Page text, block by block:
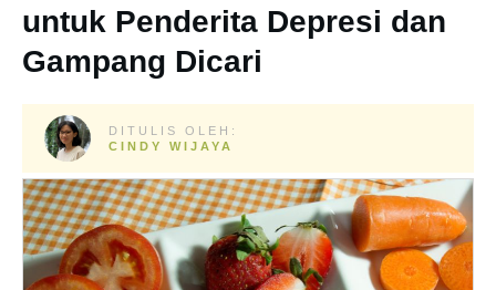
untuk Penderita Depresi dan
Gampang Dicari
DITULIS OLEH:
CINDY WIJAYA